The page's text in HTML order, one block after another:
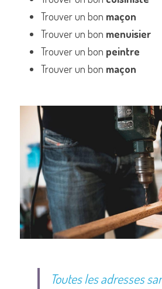
Trouver un bon maçon
Trouver un bon menuisier
Trouver un bon peintre
Trouver un bon maçon
Toutes les adresses